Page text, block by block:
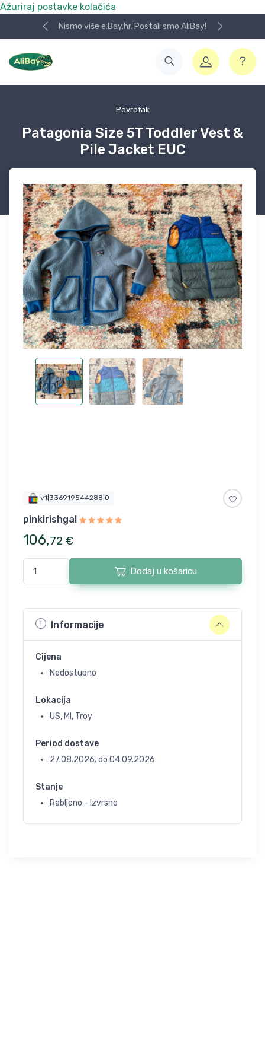
Ažuriraj postavke kolačića
Nismo više e.Bay.hr. Postali smo AliBay!
Povratak
Patagonia Size 5T Toddler Vest &
Pile Jacket EUC
v1|336919544288|0
pinkirishgal
106,72 €
Dodaj u košaricu
Informacije
Cijena
Nedostupno
Lokacija
US, MI, Troy
Period dostave
27.08.2026. do 04.09.2026.
Stanje
Rabljeno - Izvrsno